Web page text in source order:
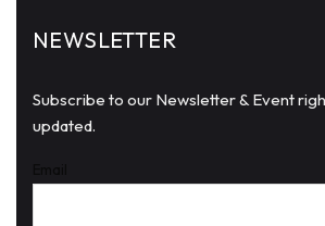
NEWSLETTER
Subscribe to our Newsletter & Event
updated.